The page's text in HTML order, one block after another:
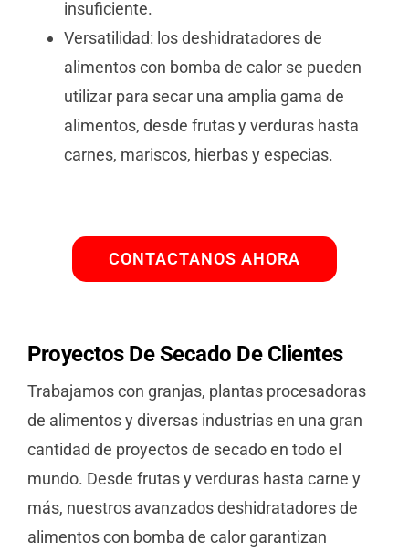
insuficiente.
Versatilidad: los deshidratadores de
alimentos con bomba de calor se pueden
utilizar para secar una amplia gama de
alimentos, desde frutas y verduras hasta
carnes, mariscos, hierbas y especias.
CONTACTANOS AHORA
Proyectos De Secado De Clientes
Trabajamos con granjas, plantas procesadoras
de alimentos y diversas industrias en una gran
cantidad de proyectos de secado en todo el
mundo. Desde frutas y verduras hasta carne y
más, nuestros avanzados deshidratadores de
alimentos con bomba de calor garantizan